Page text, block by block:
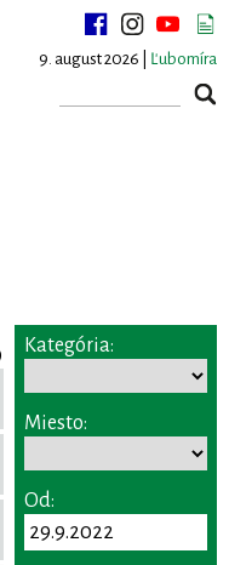
9. august 2026 | Ľubomíra
Kategória:
Miesto:
Od: